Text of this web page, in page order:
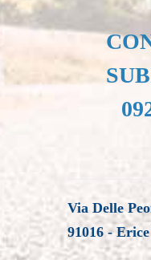
Via Delle
91016 -